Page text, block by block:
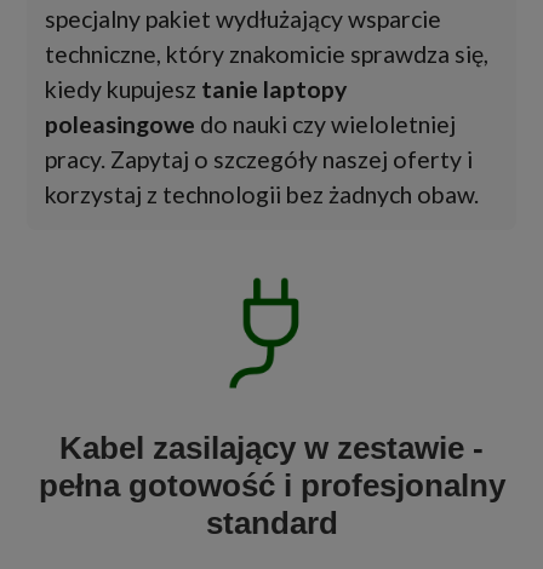
specjalny pakiet wydłużający wsparcie
techniczne, który znakomicie sprawdza się,
kiedy kupujesz tanie laptopy
poleasingowe do nauki czy wieloletniej
pracy. Zapytaj o szczegóły naszej oferty i
korzystaj z technologii bez żadnych obaw.
Kabel zasilający w zestawie -
pełna gotowość i profesjonalny
standard